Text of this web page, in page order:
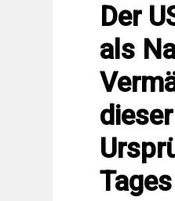
Der
als